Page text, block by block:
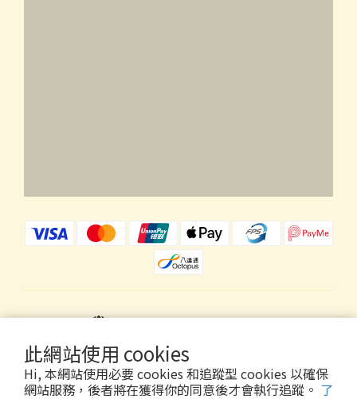
此網站使用 cookies
Hi, 本網站使用必要 cookies 和追蹤型 cookies 以確保
網站服務，後者將在獲得你的同意後才會執行追蹤。 了
$HKD 繁體中文